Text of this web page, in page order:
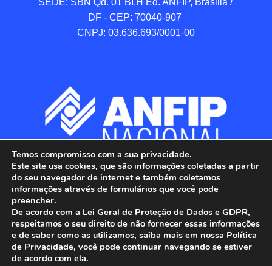
SEDE: SBN Qd. 01 BI.H Ed. ANFIP, Brasilia /
DF - CEP: 70040-907
CNPJ: 03.636.693/0001-00
ANFIP - Associação Nacional dos Auditores
Fiscais da Receita Federal do Brasil.
Temos compromisso com a sua privacidade.
Este site usa cookies, que são informações coletadas a partir
do seu navegador de internet e também coletamos
informações através de formulários que você pode
preencher.
De acordo com a Lei Geral de Proteção de Dados e GDPR,
respeitamos o seu direito de não fornecer essas informações
e de saber como as utilizamos, saiba mais em nossa Política
de Privacidade, você pode continuar navegando se estiver
de acordo com ela.